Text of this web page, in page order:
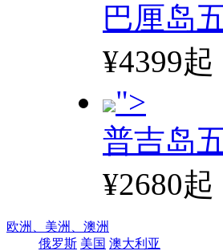
巴厘岛
¥4399起
">
普吉岛
¥2680起
欧洲、 美洲、 澳洲
俄罗斯 美国 澳大利亚